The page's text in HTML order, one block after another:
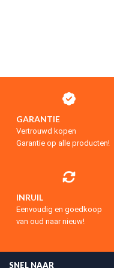
GARANTIE
Vertrouwd kopen
Garantie op alle producten!
INRUIL
Eenvoudig en goedkoop
van oud naar nieuw!
SNEL NAAR